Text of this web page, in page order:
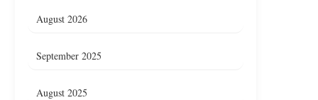
August 2026
September 2025
August 2025